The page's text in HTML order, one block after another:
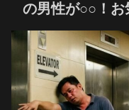
の男性が○○！